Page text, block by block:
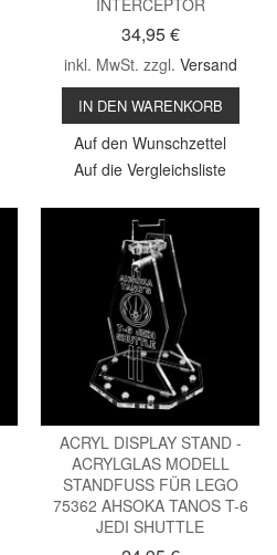
34,95 €
inkl. MwSt. zzgl. Versand
IN DEN WARENKORB
Auf den Wunschzettel
Auf die Vergleichsliste
ACRYL DISPLAY STAND -
ACRYLGLAS MODELL
STANDFUSS FÜR LEGO
75362 AHSOKA TANOS T-6
JEDI SHUTTLE